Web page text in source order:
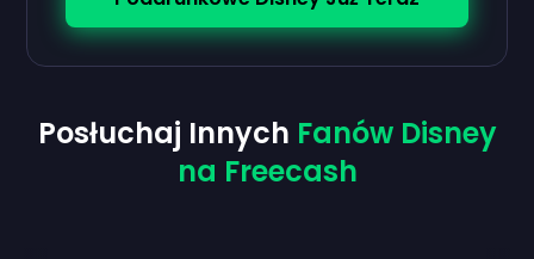
Posłuchaj Innych Fanów Disney
na Freecash